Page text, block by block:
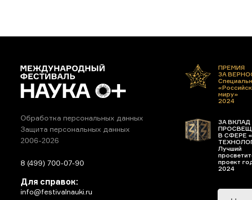
Обработка персональных данных
Защита персональных данных
2006-2026
8 (499) 700-07-90
Для справок:
info@festivalnauki.ru
ПРЕМИЯ
ЗА
миру»
2024
ЗА ВКЛАД
В СФЕРЕ
Лучший
проект
2024